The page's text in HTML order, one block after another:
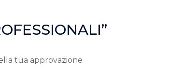
tua approvazione